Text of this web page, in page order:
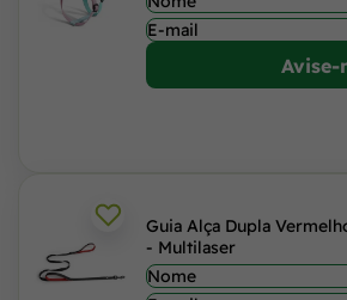
Avise-
Guia Alça Dupla
- Multilaser